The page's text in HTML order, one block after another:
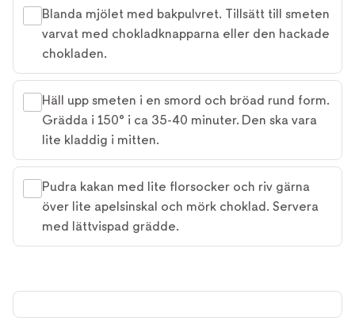
Blanda mjölet med bakpulvret. Tillsätt till smeten
varvat med chokladknapparna eller den hackade
chokladen.
Häll upp smeten i en smord och bröad rund form.
Grädda i 150° i ca 35-40 minuter. Den ska vara
lite kladdig i mitten.
Pudra kakan med lite florsocker och riv gärna
över lite apelsinskal och mörk choklad. Servera
med lättvispad grädde.